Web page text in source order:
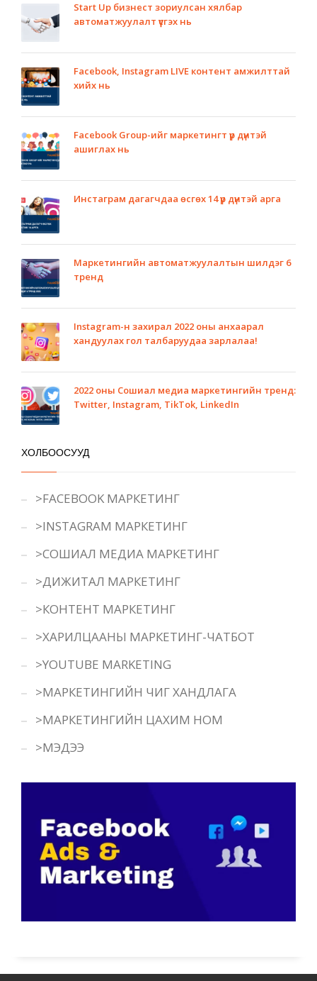
Start Up бизнест зориулсан хялбар
автоматжуулалт үүсгэх нь
Facebook, Instagram LIVE контент амжилттай
хийх нь
Facebook Group-ийг маркетингт үр дүнтэй
ашиглах нь
Инстаграм дагагчдаа өсгөх 14 үр дүнтэй арга
Маркетингийн автоматжуулалтын шилдэг 6
тренд
Instagram-н захирал 2022 оны анхаарал
хандуулах гол талбаруудаа зарлалаа!
2022 оны Сошиал медиа маркетингийн тренд:
Twitter, Instagram, TikTok, LinkedIn
ХОЛБООСУУД
>FACEBOOK МАРКЕТИНГ
>INSTAGRAM МАРКЕТИНГ
>СОШИАЛ МЕДИА МАРКЕТИНГ
>ДИЖИТАЛ МАРКЕТИНГ
>КОНТЕНТ МАРКЕТИНГ
>ХАРИЛЦААНЫ МАРКЕТИНГ-ЧАТБОТ
>YOUTUBE MARKETING
>МАРКЕТИНГИЙН ЧИГ ХАНДЛАГА
>МАРКЕТИНГИЙН ЦАХИМ НОМ
>МЭДЭЭ